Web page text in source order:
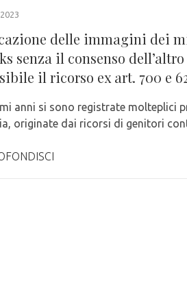
delle immagini dei
senza il consenso
il ricorso ex art. 700 e
anni si sono registrate molteplici
originate dai ricorsi di genitori